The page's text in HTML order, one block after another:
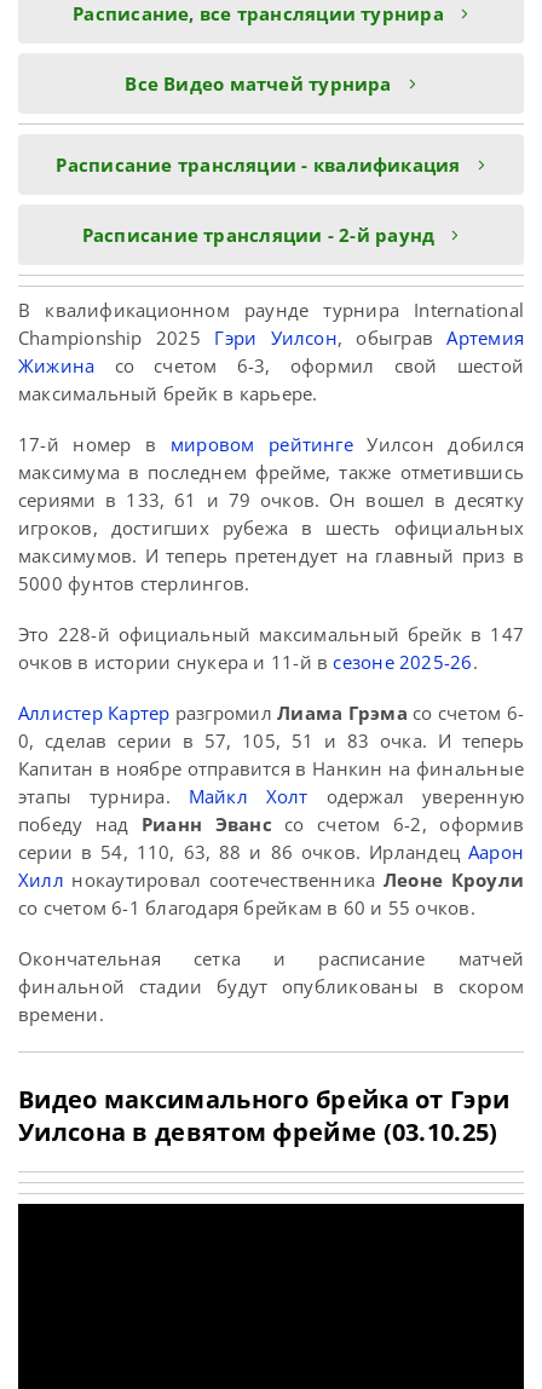
Расписание, все трансляции турнира
Все Видео матчей турнира
Расписание трансляции - квалификация
Расписание трансляции - 2-й раунд
В квалификационном раунде турнира International
Championship 2025 Гэри Уилсон, обыгравАртемия
Жижина со счетом 6-3, оформил свой шестой
максимальный брейк в карьере.
17-й номер в мировом рейтингеУилсон добился
максимума в последнем фрейме, также отметившись
сериями в 133, 61 и 79 очков. Он вошел в десятку
игроков, достигших рубежа в шесть официальных
максимумов. И теперь претендует на главный приз в
5000 фунтов стерлингов.
Это 228-й официальный максимальный брейк в 147
очков в истории снукера и 11-й всезоне 2025-26.
Аллистер Картер разгромилЛиама Грэма со счетом 6-
0, сделав серии в 57, 105, 51 и 83 очка. И теперь
Капитан в ноябре отправится в Нанкин на финальные
этапы турнира. Майкл Холт одержал уверенную
победу над Рианн Эванс со счетом 6-2, оформив
серии в 54, 110, 63, 88 и 86 очков. Ирландец Аарон
Хилл нокаутировал соотечественника Леоне Кроули
со счетом 6-1 благодаря брейкам в 60 и 55 очков.
Окончательная сетка и расписание матчей
финальной стадии будут опубликованы в скором
времени.
Видео максимального брейка от Гэри
Уилсона в девятом фрейме (03.10.25)